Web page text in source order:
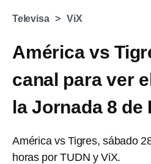
Televisa ViX
América vs
canal para ver
la Jornada 8 de
América vs Tigres, sábado
horas por TUDN y ViX.